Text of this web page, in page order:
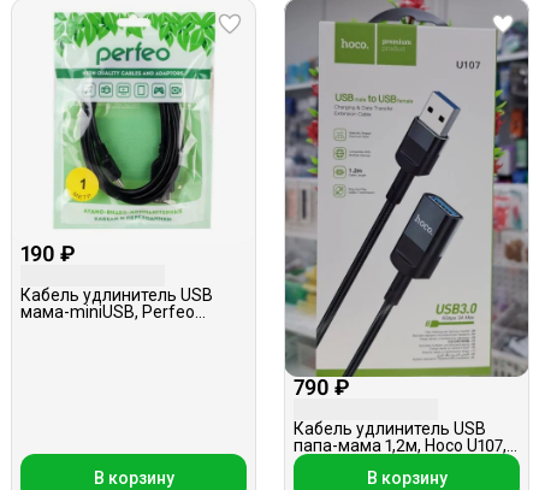
190 ₽
Кабель удлинитель USB
мама-miniUSB, Perfeo
В корзину
790 ₽
Кабель удлинитель USB
папа-мама 1,2м, Hoco U107,
черный
В корзину